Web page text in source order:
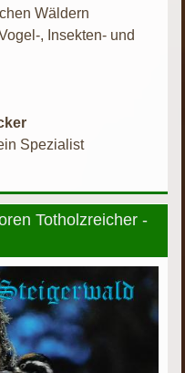
Wäldern
, Insekten- und
Spezialist
Totholzreicher -